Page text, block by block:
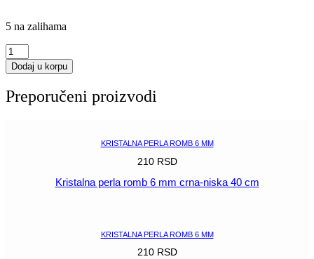
5 na zalihama
Kristalna
perla
romb
mm
Dodaj u korpu
Preporučeni proizvodi
KRISTALNA PERLA ROMB 6 MM
210 RSD
Kristalna perla romb 6 mm crna-niska 40 cm
KRISTALNA PERLA ROMB 6 MM
210 RSD